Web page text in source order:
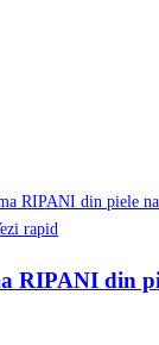
rapid
RIPANI din